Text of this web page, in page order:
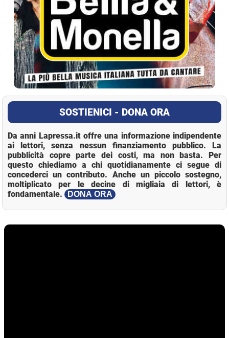
SOSTIENICI - DONA ORA
Da anni Lapressa.it offre una informazione indipendente
ai lettori, senza nessun finanziamento pubblico. La
pubblicità copre parte dei costi, ma non basta. Per
questo chiediamo a chi quotidianamente ci segue di
concederci un contributo. Anche un piccolo sostegno,
moltiplicato per le decine di migliaia di lettori, è
fondamentale.
DONA ORA